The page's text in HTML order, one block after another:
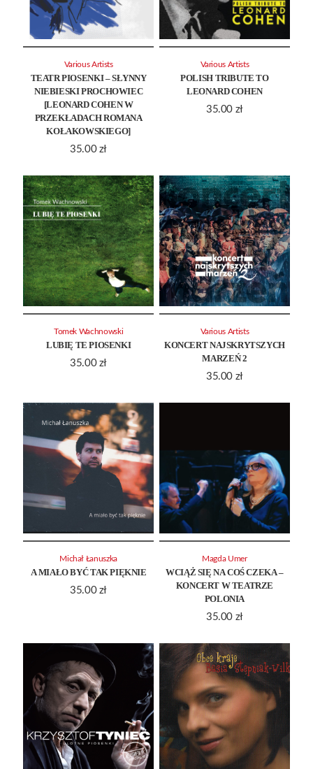
TEATR PIOSENKI – SŁYNNY
NIEBIESKI PROCHOWIEC
[LEONARD COHEN W
PRZEKŁADACH ROMANA
KOŁAKOWSKIEGO]
35.00 zł
Various Artists
POLISH TRIBUTE TO
LEONARD COHEN
35.00 zł
Various Artists
LUBIĘ TE PIOSENKI
35.00 zł
Tomek Wachnowski
KONCERT NAJSKRYTSZYCH
MARZEŃ 2
35.00 zł
Various Artists
A MIAŁO BYĆ TAK PIĘKNIE
35.00 zł
Michał Łanuszka
WCIĄŻ SIĘ NA COŚ CZEKA –
KONCERT W TEATRZE
POLONIA
35.00 zł
Magda Umer